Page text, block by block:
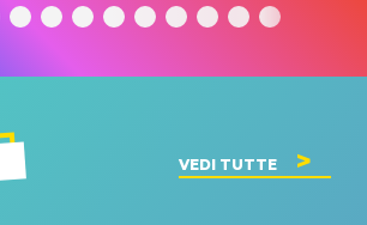
del singolo
VEDI TUTTE